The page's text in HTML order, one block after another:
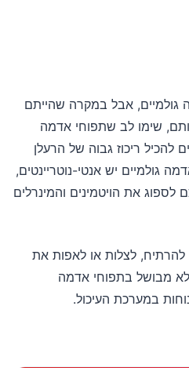
גולמיים, אבל במקרה שהייתם
שימו לב שתפוחי אדמה
להכיל ריכוז גבוה של הרעלן
גולמיים יש אנטי-נוטריינטים,
את הויטמינים והמינרלים
להרתיח, לצלות או לאפות את
מבושל בתפוחי אדמה
במערכת העיכול.